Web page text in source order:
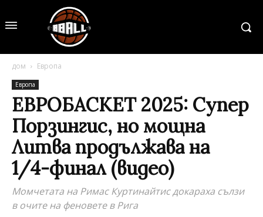
дом Европа
Европа
ЕВРОБАСКЕТ 2025: Супер
Порзингис, но мощна
Литва продължава на
1/4-финал (видео)
Момчетата на Римас Куртинайтис докараха сълзи
в очите на феновете в Рига